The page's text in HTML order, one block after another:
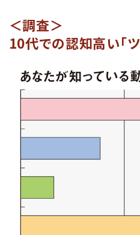
＜調査＞
10代での認知高い「ツ